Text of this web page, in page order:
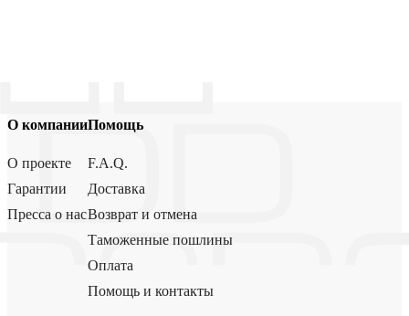
О компании
О проекте
Гарантии
Пресса о нас
Помощь
F.A.Q.
Доставка
Возврат и отмена
Таможенные пошлины
Оплата
Помощь и контакты